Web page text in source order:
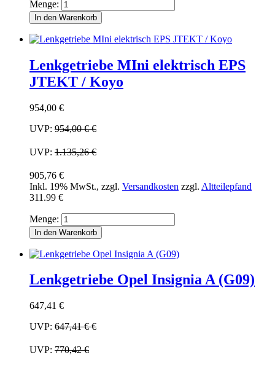
Menge:
In den Warenkorb
Lenkgetriebe MIni elektrisch EPS
JTEKT / Koyo
954,00 €
UVP: 954,00 €€
UVP: 1.135,26 €
905,76 €
Inkl. 19% MwSt., zzgl. Versandkosten zzgl. Altteilepfand
311.99 €
Menge:
In den Warenkorb
Lenkgetriebe Opel Insignia A (G09)
647,41 €
UVP: 647,41 €€
UVP: 770,42 €